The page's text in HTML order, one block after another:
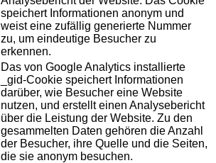
speichert Informationen anonym und
weist eine zufällig generierte Nummer
zu, um eindeutige Besucher zu
erkennen.
Das von Google Analytics installierte
_gid-Cookie speichert Informationen
darüber, wie Besucher eine Website
nutzen, und erstellt einen Analysebericht
über die Leistung der Website. Zu den
gesammelten Daten gehören die Anzahl
der Besucher, ihre Quelle und die Seiten,
die sie anonym besuchen.